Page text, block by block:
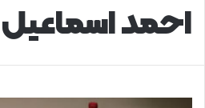
احمد اسماعیل